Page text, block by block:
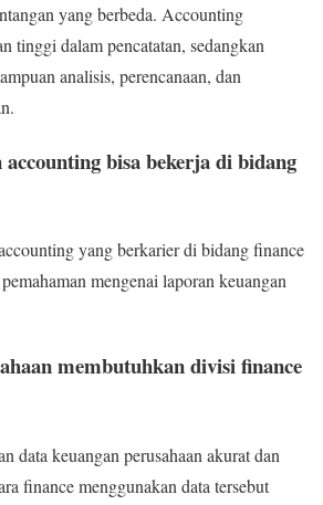
yang berbeda. Accounting
tinggi dalam pencatatan, sedangkan
analisis, perencanaan, dan
bisa bekerja di bidang
yang berkarier di bidang finance
mengenai laporan keuangan
membutuhkan divisi finance
data keuangan perusahaan akurat dan
finance menggunakan data tersebut